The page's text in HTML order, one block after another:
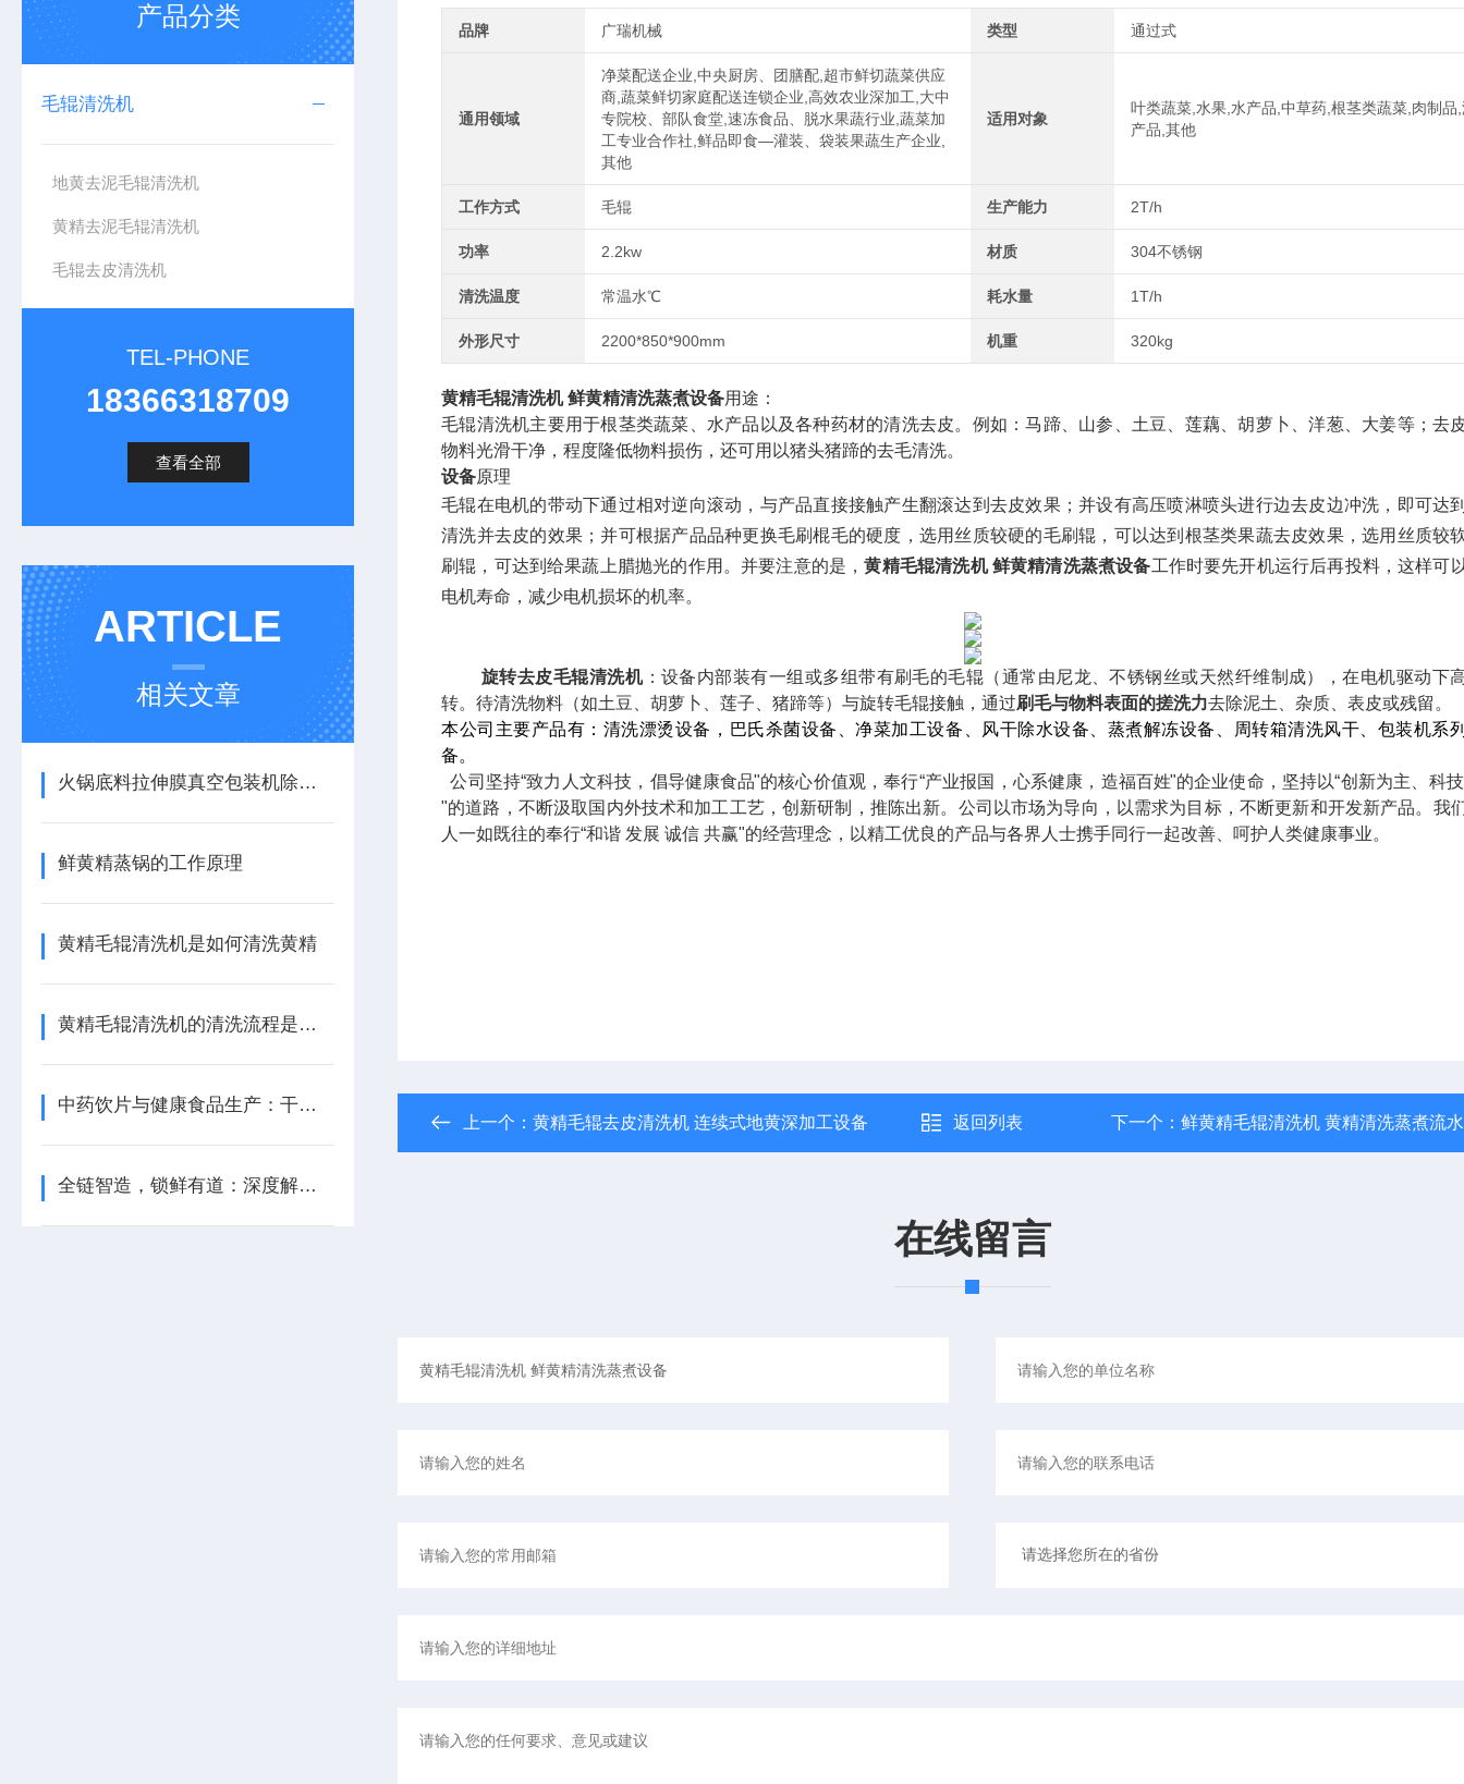
产品分类
毛辊清洗机
地黄去泥毛辊清洗机
黄精去泥毛辊清洗机
毛辊去皮清洗机
TEL-PHONE
18366318709
查看全部
ARTICLE
相关文章
火锅底料拉伸膜真空包装机除了看产能，这3个防胀气细节至关重要
鲜黄精蒸锅的工作原理
黄精毛辊清洗机是如何清洗黄精
黄精毛辊清洗机的清洗流程是怎么样的
中药饮片与健康食品生产：干黄精成套加工设备的选型与应用分析
全链智造，锁鲜有道：深度解析鲜黄精整线设备的核心优势
品牌 广瑞机械 类型 通过式
通用领域
净菜配送企业,中央厨房、团膳配,超市鲜切蔬菜供应
商,蔬菜鲜切家庭配送连锁企业,高效农业深加工,大中
专院校、部队食堂,速冻食品、脱水果蔬行业,蔬菜加
工专业合作社,鲜品即食—灌装、袋装果蔬生产企业,
其他
适用对象
叶类蔬菜,水果,水产品,中草药,根茎类蔬菜,肉制品
产品,其他
工作方式 毛辊 生产能力 2T/h
功率 2.2kw 材质 304不锈钢
清洗温度 常温水℃ 耗水量 1T/h
外形尺寸 2200*850*900mm 机重 320kg
黄精毛辊清洗机 鲜黄精清洗蒸煮设备用途：
毛辊清洗机主要用于根茎类蔬菜、水产品以及各种药材的清洗去皮。例如：马蹄、山参、土豆、莲藕、胡萝卜、洋葱、大姜等；去
物料光滑干净，程度隆低物料损伤，还可用以猪头猪蹄的去毛清洗。
设备原理
毛辊在电机的带动下通过相对逆向滚动，与产品直接接触产生翻滚达到去皮效果；并设有高压喷淋喷头进行边去皮边冲洗，即可达
清洗并去皮的效果；并可根据产品品种更换毛刷棍毛的硬度，选用丝质较硬的毛刷辊，可以达到根茎类果蔬去皮效果，选用丝质较
刷辊，可达到给果蔬上腊抛光的作用。并要注意的是，黄精毛辊清洗机 鲜黄精清洗蒸煮设备工作时要先开机运行后再投料，这样可
电机寿命，减少电机损坏的机率。
旋转去皮毛辊清洗机 ：设备内部装有一组或多组带有刷毛的毛辊（通常由尼龙、不锈钢丝或天然纤维制成），在电机驱动下
转。待清洗物料（如土豆、胡萝卜、莲子、猪蹄等）与旋转毛辊接触，通过‌刷毛与物料表面的搓洗力‌去除泥土、杂质、表皮或残留。
本公司主要产品有： 清洗漂烫设备，巴氏杀菌设备、净菜加工设备、风干除水设备、蒸煮解冻设备、周转箱清洗风干、包装机系
备。
公司坚持“致力人文科技，倡导健康食品"的核心价值观，奉行“产业报国，心系健康，造福百姓"的企业使命，坚持以“创新为主、科
"的道路，不断汲取国内外技术和加工工艺，创新研制，推陈出新。公司以市场为导向，以需求为目标，不断更新和开发新产品。我
人一如既往的奉行“和谐 发展 诚信 共赢"的经营理念，以精工优良 的产品与各界人士携手同行一起改善、呵护人类健康事业。
上一个： 黄精毛辊去皮清洗机 连续式地黄深加工设备 返回列表 下一个： 鲜黄精毛辊清洗机 黄精清洗蒸煮流
在线留言